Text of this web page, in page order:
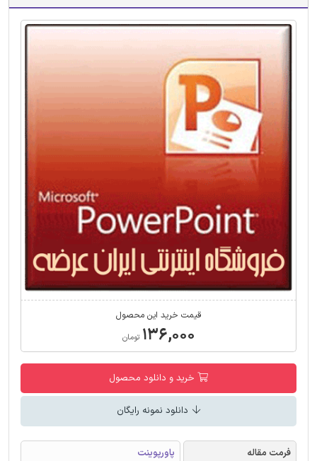
قیمت خرید این محصول
۱۳۶,۰۰۰ تومان
خرید و دانلود محصول
دانلود نمونه رایگان
فرمت مقاله
پاورپوینت